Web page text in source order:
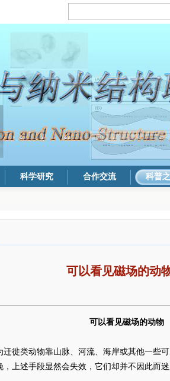
科学研究 合作交流 科普
可以看见磁场的动
可以看见磁场的动物
迁徙类动物靠山脉、河流、海岸或其他一些
，上述手段显然会失效，它们却并不因此而